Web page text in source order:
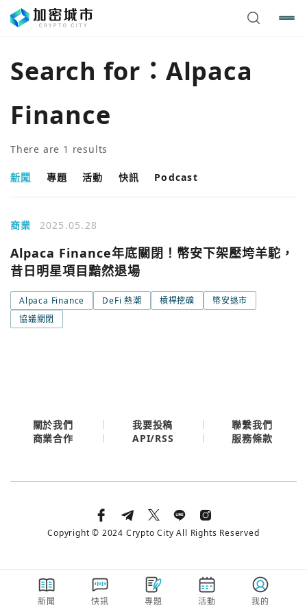
Search for： Alpaca
Finance
There are 1 results
新聞 專題 活動 快訊 Podcast
商業 2025.05.28
Alpaca Finance年底關閉！幣安下架壓垮羊駝，
昔日明星項目黯然退場
Alpaca Finance DeFi 熱潮 槓桿挖礦
幣安退市
協議關閉
今日熱門
使用以下帳號繼續
Google
繼續表示您已同意 服務條款與隱私政策
您已閒置5分鐘，請點擊關閉按鈕或空白處，即可回到加密
城市
今日熱門
新聞 快訊 專題 活動 我的
關於我們 我要投稿
聯繫我們
商業合作
API/RSS 服務條款
Copyright © 2024 Crypto City All Rights Reserved